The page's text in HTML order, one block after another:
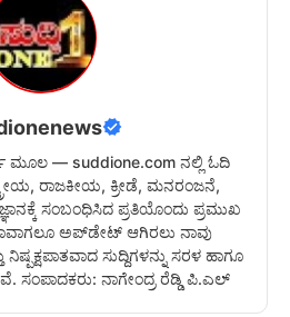
ಮೂಲ — suddione.com ನಲ್ಲಿ ಓದಿ
ರಾಜಕೀಯ, ಕ್ರೀಡೆ, ಮನರಂಜನೆ,
ಸಂಬಂಧಿಸಿದ ಪ್ರತಿಯೊಂದು ಪ್ರಮುಖ
ಅಪ್‌ಡೇಟ್ ಆಗಿರಲು ನಾವು
ಸುದ್ದಿಗಳನ್ನು ಸರಳ ಹಾಗೂ
ಸಂಪಾದಕರು: ನಾಗೇಂದ್ರ ರೆಡ್ಡಿ ಪಿ.ಎಲ್